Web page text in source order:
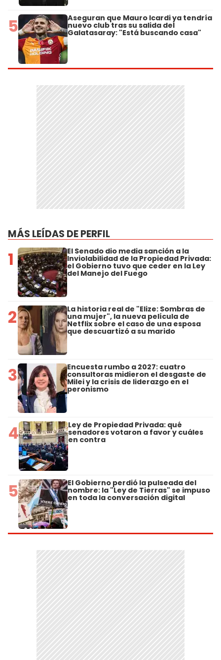
5 Aseguran que Mauro Icardi ya tendría
nuevo club tras su salida del
Galatasaray: "Está buscando casa"
MÁS LEÍDAS DE PERFIL
1 El Senado dio media sanción a la
Inviolabilidad de la Propiedad Privada:
el Gobierno tuvo que ceder en la Ley
del Manejo del Fuego
2 La historia real de "Elize: Sombras de
una mujer", la nueva película de
Netflix sobre el caso de una esposa
que descuartizó a su marido
3 Encuesta rumbo a 2027: cuatro
consultoras midieron el desgaste de
Milei y la crisis de liderazgo en el
peronismo
4 Ley de Propiedad Privada: qué
senadores votaron a favor y cuáles
en contra
5 El Gobierno perdió la pulseada del
nombre: la "Ley de Tierras" se impuso
en toda la conversación digital